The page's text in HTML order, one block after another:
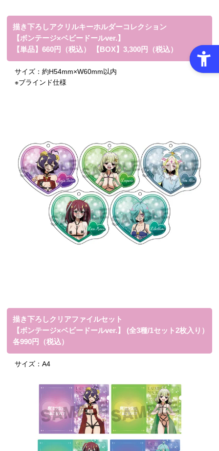
描き下ろしアクリルキーホルダーコレクション
【ボンテージ×ベビードールver.】
【単品】660円（税込） 【BOX】3,300円（税込）
サイズ：約H54mm×W60mm以内
※ブラインド仕様
描き下ろしクリアファイルセット
【ボンテージ×ベビードールver.】 (全3種/1セット2枚入り）
各990円（税込）
サイズ：A4